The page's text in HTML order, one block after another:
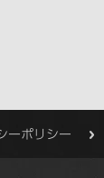
ーポリシー